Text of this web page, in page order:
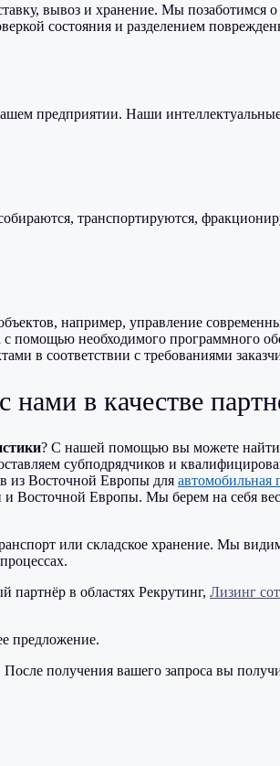
вывоз и хранение. Мы позаботимся о
состояния и разделением
предприятии. Наши
транспортируются,
например, управление
помощью необходимого программного
в соответствии с требованиями
в качестве
? С нашей помощью вы можете найти
субподрядчиков и
из Восточной Европы для
Восточной Европы. Мы берем на себя
или складское хранение. Мы видим
.
партнёр в областях Рекрутинг, Лизинг
предложение.
После получения вашего запроса вы